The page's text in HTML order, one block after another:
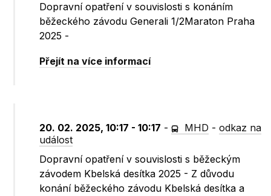
Dopravní opatření v souvislosti s konáním
běžeckého závodu Generali 1/2Maraton Praha
2025 -
Přejít na více informací
20. 02. 2025, 10:17 - 10:17 - MHD -odkaz na
událost
Dopravní opatření v souvislosti s běžeckým
závodem Kbelská desítka 2025 - Z důvodu
konání běžeckého závodu Kbelská desítka a